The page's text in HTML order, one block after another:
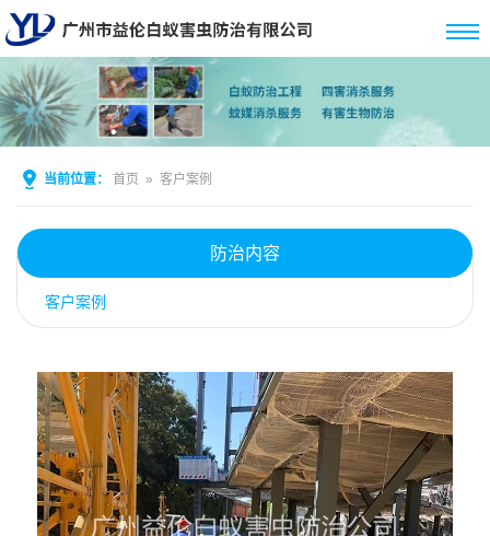
当前位置： 首页 » 客户案例
防治内容
客户案例